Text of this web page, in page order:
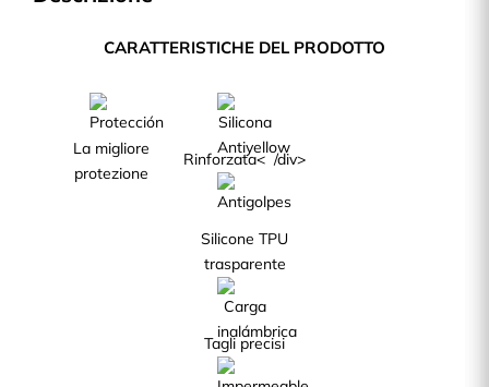
CARATTERISTICHE DEL PRODOTTO
La migliore
protezione
Rinforzata< /div>
Silicone TPU
trasparente
Tagli precisi